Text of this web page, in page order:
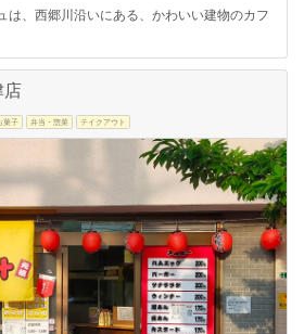
は、西郷川沿いにある、かわいい建物のカフ
店
菓子 弁当・惣菜 テイクアウト